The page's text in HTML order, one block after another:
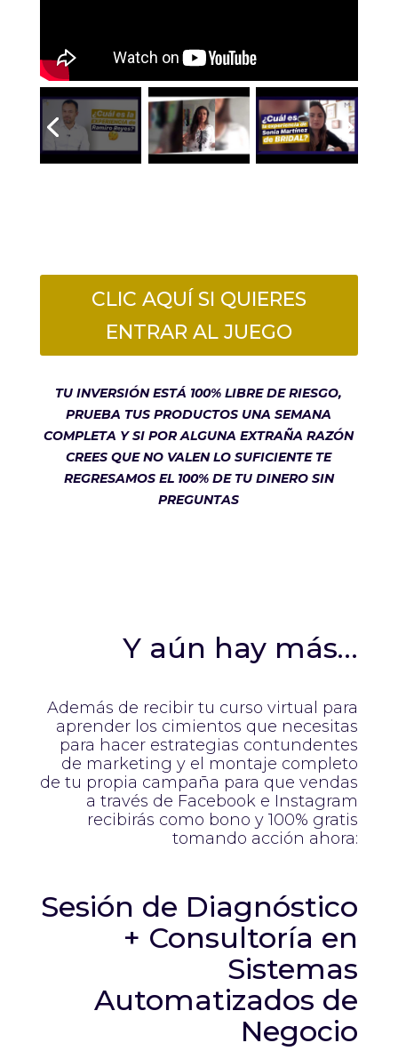
CLIC AQUÍ SI QUIERES
ENTRAR AL JUEGO
TU INVERSIÓN ESTÁ 100% LIBRE DE RIESGO,
PRUEBA TUS PRODUCTOS UNA SEMANA
COMPLETA Y SI POR ALGUNA EXTRAÑA RAZÓN
CREES QUE NO VALEN LO SUFICIENTE TE
REGRESAMOS EL 100% DE TU DINERO SIN
PREGUNTAS
Y aún hay más…
Además de recibir tu curso virtual para
aprender los cimientos que necesitas
para hacer estrategias contundentes
de marketing y el montaje completo
de tu propia campaña para que vendas
a través de Facebook e Instagram
recibirás como bono y 100% gratis
tomando acción ahora:
Sesión de Diagnóstico
+ Consultoría en
Sistemas
Automatizados de
Negocio